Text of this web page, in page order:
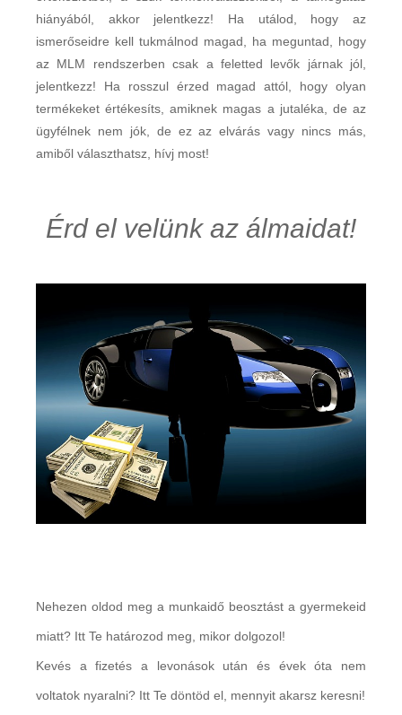
hiányából, akkor jelentkezz! Ha utálod, hogy az
ismerőseidre kell tukmálnod magad, ha meguntad, hogy
az MLM rendszerben csak a feletted levők járnak jól,
jelentkezz! Ha rosszul érzed magad attól, hogy olyan
termékeket értékesíts, amiknek magas a jutaléka, de az
ügyfélnek nem jók, de ez az elvárás vagy nincs más,
amiből választhatsz, hívj most!
Érd el velünk az álmaidat!
Nehezen oldod meg a munkaidő beosztást a gyermekeid
miatt? Itt Te határozod meg, mikor dolgozol!
Kevés a fizetés a levonások után és évek óta nem
voltatok nyaralni? Itt Te döntöd el, mennyit akarsz keresni!